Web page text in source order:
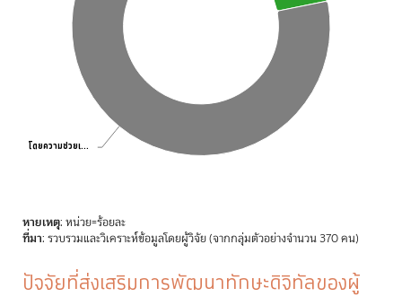
โดยความช่วยเ…
โดยความช่วยเ…
End of interactive chart.
หายเหตุ: หน่วย=ร้อยละ
ที่มา: รวบรวมและวิเคราะห์ข้อมูลโดยผู้วิจัย (จากกลุ่มตัวอย่างจำนวน 370 คน)
ปัจจัยที่ส่งเสริมการพัฒนาทักษะดิจิทัลของผู้